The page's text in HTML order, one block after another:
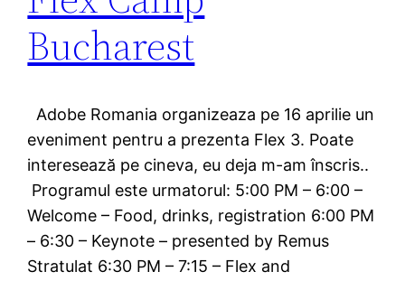
Bucharest
Adobe Romania organizeaza pe 16 aprilie un
eveniment pentru a prezenta Flex 3. Poate
interesează pe cineva, eu deja m-am înscris..
Programul este urmatorul: 5:00 PM – 6:00 –
Welcome – Food, drinks, registration 6:00 PM
– 6:30 – Keynote – presented by Remus
Stratulat 6:30 PM – 7:15 – Flex and